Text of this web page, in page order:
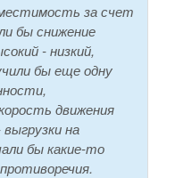
за счет
бы снижение
- низкий,
бы еще одну
движения
на
бы какие-то